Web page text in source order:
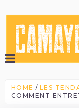
HOME
LES
COMMENT